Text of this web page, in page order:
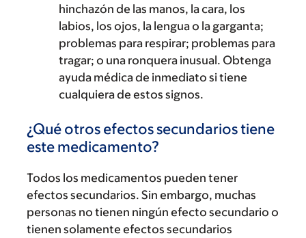
hinchazón de las manos, la cara, los
labios, los ojos, la lengua o la garganta;
problemas para respirar; problemas para
tragar; o una ronquera inusual. Obtenga
ayuda médica de inmediato si tiene
cualquiera de estos signos.
¿Qué otros efectos secundarios tiene
este medicamento?
Todos los medicamentos pueden tener
efectos secundarios. Sin embargo, muchas
personas no tienen ningún efecto secundario o
tienen solamente efectos secundarios